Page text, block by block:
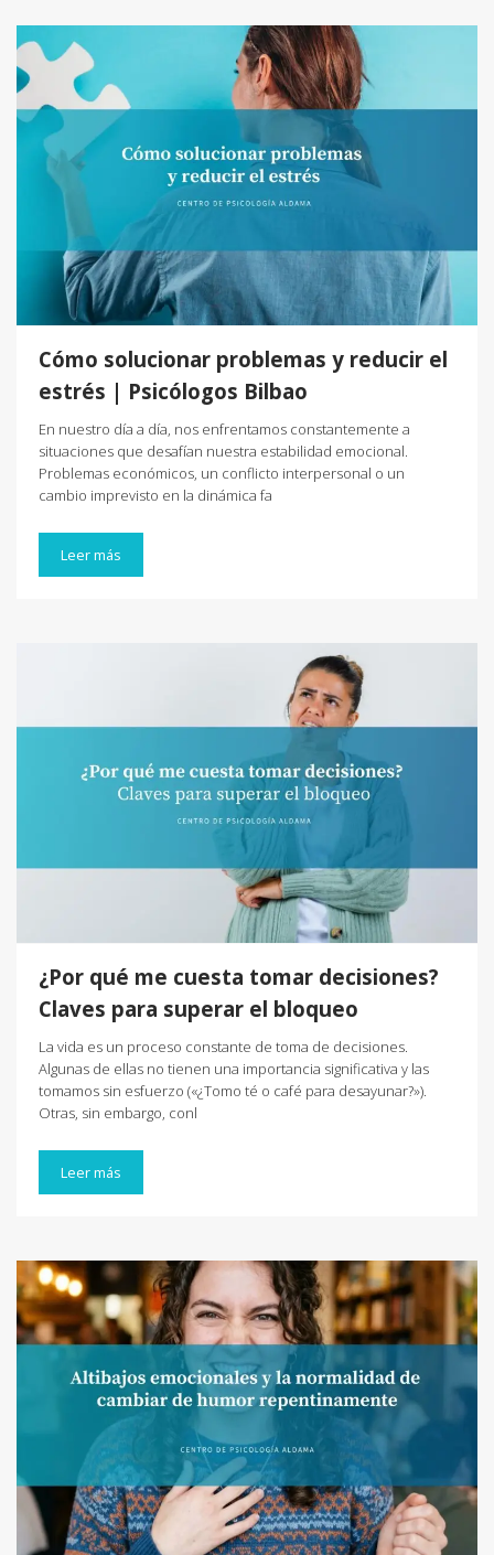
Cómo solucionar problemas y reducir el
estrés | Psicólogos Bilbao
En nuestro día a día, nos enfrentamos constantemente a
situaciones que desafían nuestra estabilidad emocional.
Problemas económicos, un conflicto interpersonal o un
cambio imprevisto en la dinámica fa
Leer más
¿Por qué me cuesta tomar decisiones?
Claves para superar el bloqueo
La vida es un proceso constante de toma de decisiones.
Algunas de ellas no tienen una importancia significativa y las
tomamos sin esfuerzo («¿Tomo té o café para desayunar?»).
Otras, sin embargo, conl
Leer más